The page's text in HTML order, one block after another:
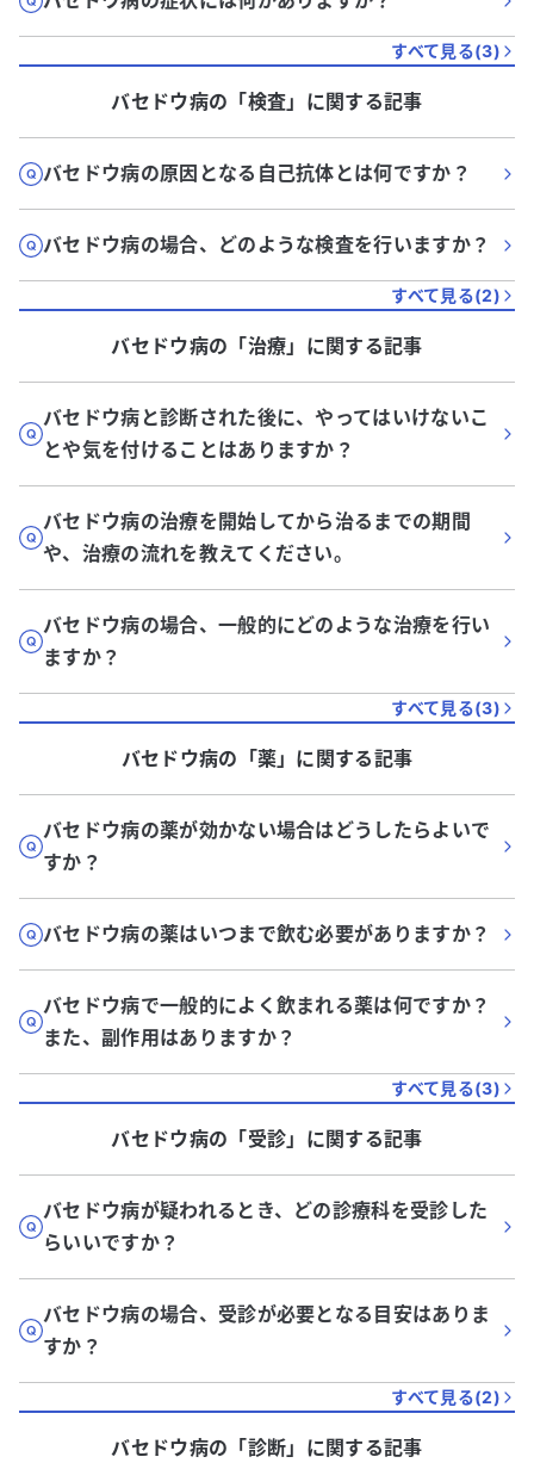
すべて見る(3)
バセドウ病の「検査」に関する記事
バセドウ病の原因となる自己抗体とは何ですか？
バセドウ病の場合、どのような検査を行いますか？
すべて見る(2)
バセドウ病の「治療」に関する記事
バセドウ病と診断された後に、やってはいけないこ
とや気を付けることはありますか？
バセドウ病の治療を開始してから治るまでの期間
や、治療の流れを教えてください。
バセドウ病の場合、一般的にどのような治療を行い
ますか？
すべて見る(3)
バセドウ病の「薬」に関する記事
バセドウ病の薬が効かない場合はどうしたらよいで
すか？
バセドウ病の薬はいつまで飲む必要がありますか？
バセドウ病で一般的によく飲まれる薬は何ですか？
また、副作用はありますか？
すべて見る(3)
バセドウ病の「受診」に関する記事
バセドウ病が疑われるとき、どの診療科を受診した
らいいですか？
バセドウ病の場合、受診が必要となる目安はありま
すか？
すべて見る(2)
バセドウ病の「診断」に関する記事